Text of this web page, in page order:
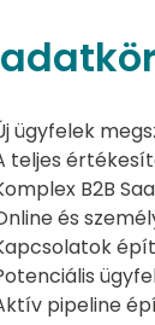
ügyfelek
teljes
B2B
és
pipeline